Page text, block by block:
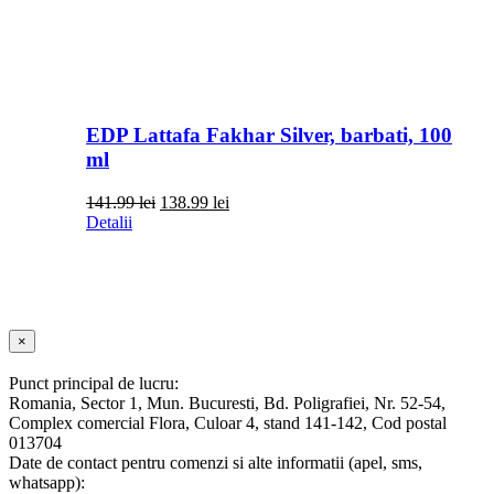
EDP Lattafa Fakhar Silver, barbati, 100
ml
141.99lei Prețul
138.99 leiPrețul
Detalii
Close
product
view
×
Punct principal de lucru:
Romania, Sector 1, Mun. Bucuresti, Bd. Poligrafiei, Nr. 52-54,
Complex comercial Flora, Culoar 4, stand 141-142, Cod postal
013704
Date de contact pentru comenzi si alte informatii (apel, sms,
whatsapp):